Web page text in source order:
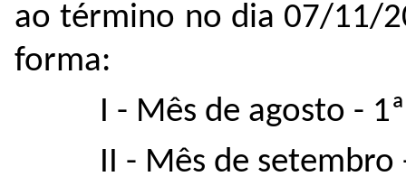
ao término no dia 07/11/
forma:
I - Mês de agosto -
II - Mês de setembro